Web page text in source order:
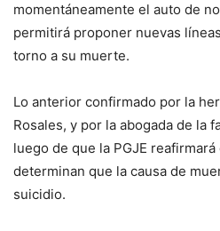
momentáneamente el auto de
permitirá proponer nuevas
torno a su muerte.
Lo anterior confirmado por la
Rosales, y por la abogada de la
luego de que la PGJE
determinan que la causa de
suicidio.